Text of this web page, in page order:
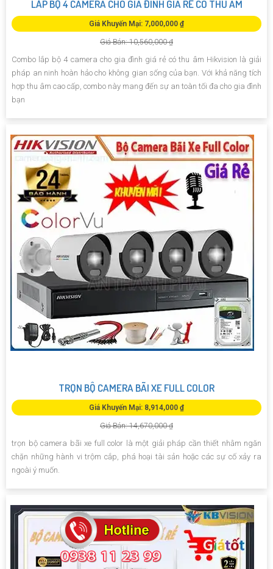
LẮP BỘ 4 CAMERA CHO GIA ĐÌNH GIÁ RẺ CÓ THU ÂM
Giá Khuyến Mại: 7,000,000 ₫
Giá Bán: 10,560,000 ₫
Combo lắp bộ 4 camera cho gia đình giá rẻ có thu âm Hikvision là giải
pháp an ninh hoàn hảo cho không gian sống của bạn. Với khả năng tích
hợp thu âm cao cấp, combo này mang đến sự an toàn tối đa cho gia đình
bạn
TRỌN BỘ CAMERA BÃI XE FULL COLOR
Giá Khuyến Mại: 8,914,000 ₫
Giá Bán: 14,670,000 ₫
trọn bộ camera bãi xe full color là một giải pháp cần thiết nhằm ngăn
chặn những hành vi trộm cắp, phá hoại tài sản hoặc các sự cố xảy ra
ngoài ý muốn.